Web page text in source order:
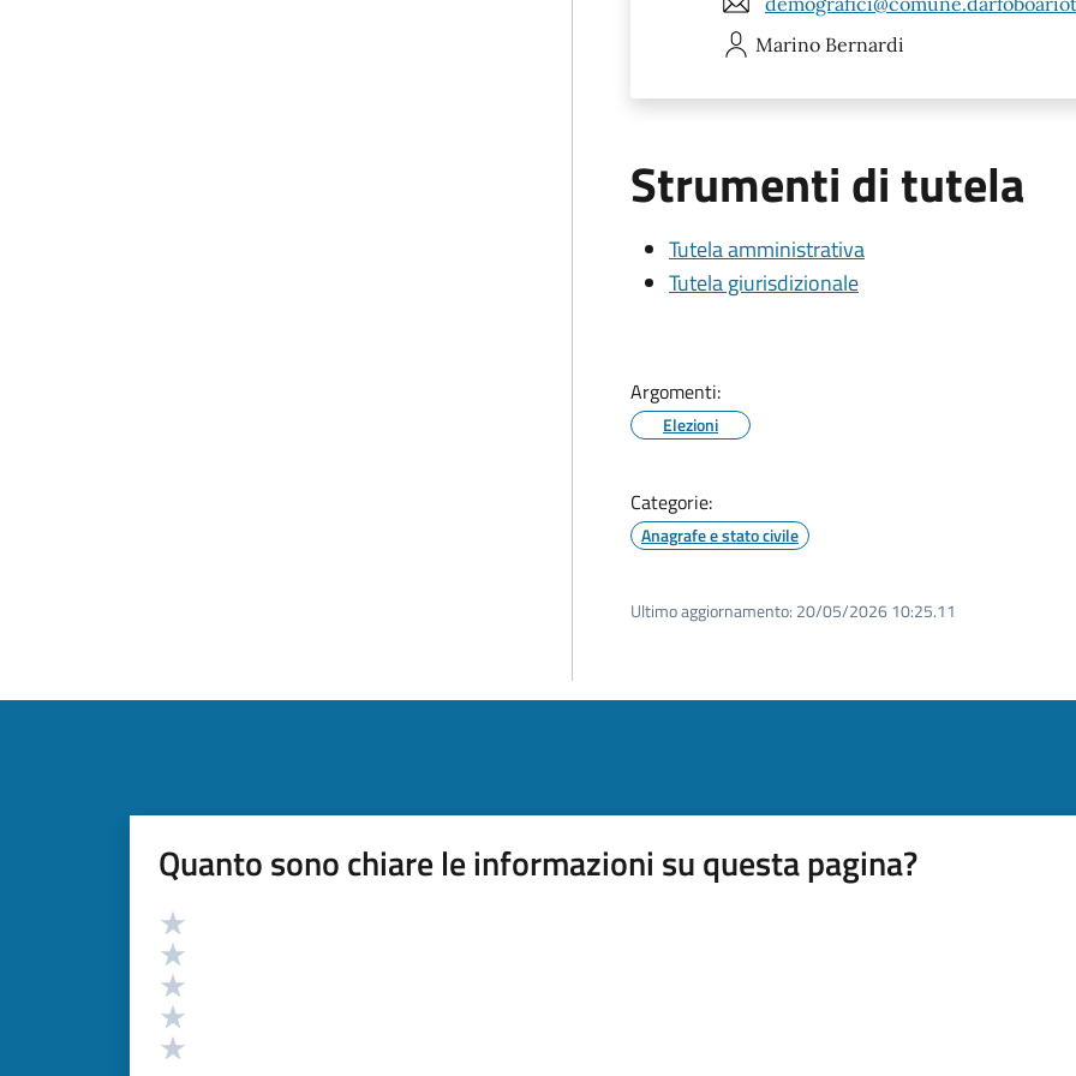
Marino Bernardi
Strumenti di tutela
Tutela amministrativa
Tutela giurisdizionale
Argomenti:
Elezioni
Categorie:
Anagrafe e stato civile
Ultimo aggiornamento: 20/05/2026 10:25.11
Quanto sono chiare le informazioni su questa pagina?
Valutazione